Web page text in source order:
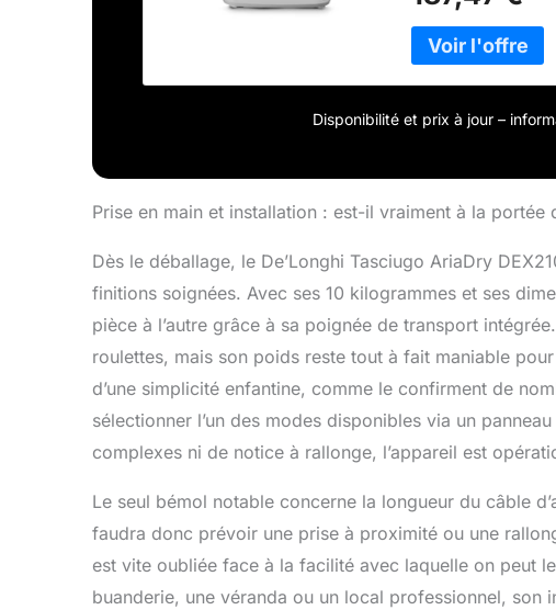
VIE
séchage des
déshumidificateur
tuyau inclus pour
Disponibilité et prix à jour –
Prise en main et installation : est-il vraiment à la portée
Dès le déballage, le De’Longhi Tasciugo AriaDry
finitions soignées. Avec ses 10 kilogrammes et ses
pièce à l’autre grâce à sa poignée de transport
roulettes, mais son poids reste tout à fait maniable
d’une simplicité enfantine, comme le confirment de
sélectionner l’un des modes disponibles via un
complexes ni de notice à rallonge, l’appareil est
Le seul bémol notable concerne la longueur du câble
faudra donc prévoir une prise à proximité ou une
est vite oubliée face à la facilité avec laquelle on peut
buanderie, une véranda ou un local professionnel,